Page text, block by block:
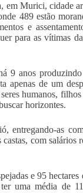
em Murici, cidade
489 estão
e
para as vítimas
9 anos
apenas de um
humanos, filhos
horizontes.
entregando-as
com salários
e 95 hectares
uma média de